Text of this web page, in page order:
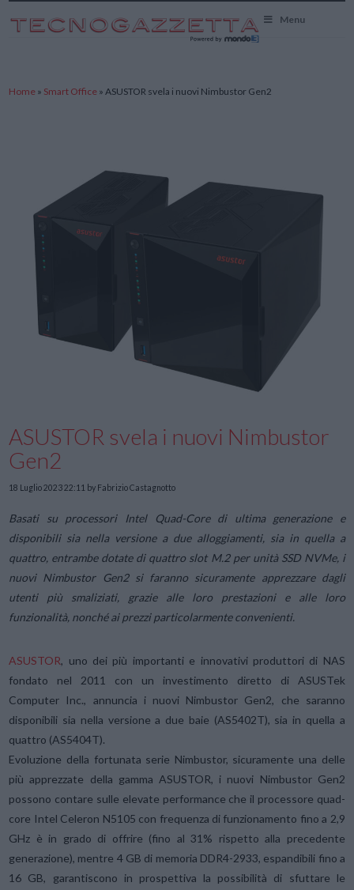
Menu
Home » Smart Office »ASUSTOR svela i nuovi Nimbustor Gen2
ASUSTOR svela i nuovi Nimbustor
Gen2
18 Luglio 2023 22:11 by Fabrizio Castagnotto
Basati su processori Intel Quad-Core di ultima generazione e
disponibili sia nella versione a due alloggiamenti, sia in quella a
quattro, entrambe dotate di quattro slot M.2 per unità SSD NVMe, i
nuovi Nimbustor Gen2 si faranno sicuramente apprezzare dagli
utenti più smaliziati, grazie alle loro prestazioni e alle loro
funzionalità, nonché ai prezzi particolarmente convenienti.
ASUSTOR, uno dei più importanti e innovativi produttori di NAS
fondato nel 2011 con un investimento diretto di ASUSTek
Computer Inc., annuncia i nuovi Nimbustor Gen2, che saranno
disponibili sia nella versione a due baie (AS5402T), sia in quella a
quattro (AS5404T).
Evoluzione della fortunata serie Nimbustor, sicuramente una delle
più apprezzate della gamma ASUSTOR, i nuovi Nimbustor Gen2
possono contare sulle elevate performance che il processore quad-
core Intel Celeron N5105 con frequenza di funzionamento fino a 2,9
GHz è in grado di offrire (fino al 31% rispetto alla precedente
generazione), mentre 4 GB di memoria DDR4-2933, espandibili fino a
16 GB, garantiscono in prospettiva la possibilità di sfuttare le